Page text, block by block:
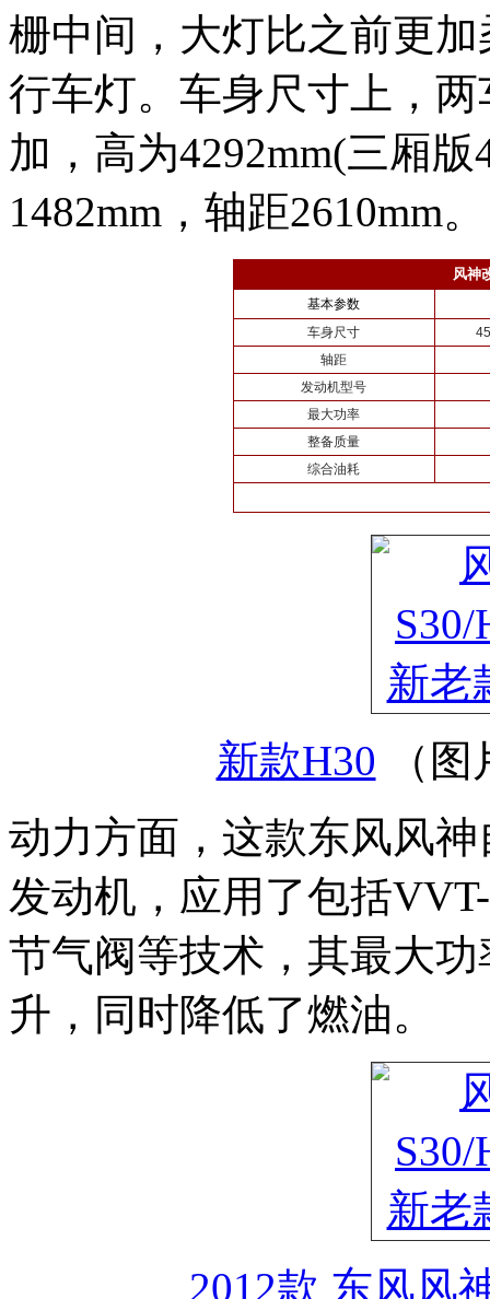
栅中间，大灯比之前更
行车灯。车身尺寸上，
加，高为4292mm(三厢版
1482mm，轴距2610mm。
风神
基本参数
车身尺寸
轴距
发动机型号
最大功率
整备质量
综合油耗
新款H30 （
动力方面，这款东风风
发动机，应用了包括
节气阀等技术，其最大
升，同时降低了燃油。
2012款 东风风